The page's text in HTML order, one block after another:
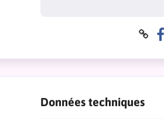
Données techniques